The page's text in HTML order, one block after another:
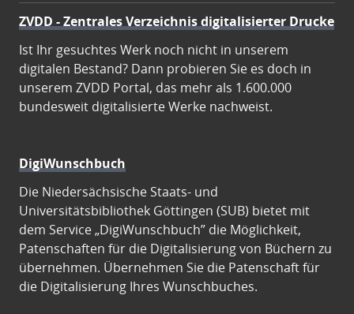
ZVDD - Zentrales Verzeichnis digitalisierter Drucke
Ist Ihr gesuchtes Werk noch nicht in unserem
digitalen Bestand? Dann probieren Sie es doch in
unserem ZVDD Portal, das mehr als 1.600.000
bundesweit digitalisierte Werke nachweist.
DigiWunschbuch
Die Niedersächsische Staats- und
Universitätsbibliothek Göttingen (SUB) bietet mit
dem Service „DigiWunschbuch” die Möglichkeit,
Patenschaften für die Digitalisierung von Büchern zu
übernehmen. Übernehmen Sie die Patenschaft für
die Digitalisierung Ihres Wunschbuches.